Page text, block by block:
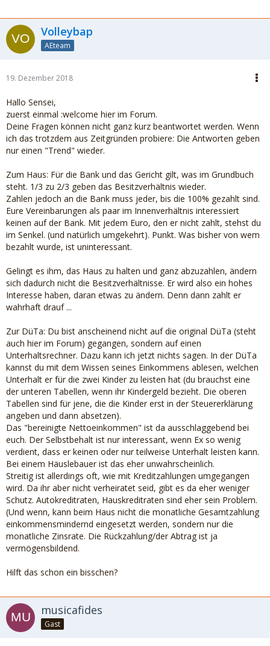
Volleybap
AEteam
19. Dezember 2018
Hallo Sensei,
zuerst einmal :welcome hier im Forum.
Deine Fragen können nicht ganz kurz beantwortet werden. Wenn
ich das trotzdem aus Zeitgründen probiere: Die Antworten geben
nur einen "Trend" wieder.
Zum Haus: Für die Bank und das Gericht gilt, was im Grundbuch
steht. 1/3 zu 2/3 geben das Besitzverhältnis wieder.
Zahlen jedoch an die Bank muss jeder, bis die 100% gezahlt sind.
Eure Vereinbarungen als paar im Innenverhältnis interessiert
keinen auf der Bank. Mit jedem Euro, den er nicht zahlt, stehst du
im Senkel. (und natürlich umgekehrt). Punkt. Was bisher von wem
bezahlt wurde, ist uninteressant.
Gelingt es ihm, das Haus zu halten und ganz abzuzahlen, ändern
sich dadurch nicht die Besitzverhältnisse. Er wird also ein hohes
Interesse haben, daran etwas zu ändern. Denn dann zahlt er
wahrhaft drauf ...
Zur DüTa: Du bist anscheinend nicht auf die original DüTa (steht
auch hier im Forum) gegangen, sondern auf einen
Unterhaltsrechner. Dazu kann ich jetzt nichts sagen. In der DüTa
kannst du mit dem Wissen seines Einkommens ablesen, welchen
Unterhalt er für die zwei Kinder zu leisten hat (du brauchst eine
der unteren Tabellen, wenn ihr Kindergeld bezieht. Die oberen
Tabellen sind für jene, die die Kinder erst in der Steuererklärung
angeben und dann absetzen).
Das "bereinigte Nettoeinkommen" ist da ausschlaggebend bei
euch. Der Selbstbehalt ist nur interessant, wenn Ex so wenig
verdient, dass er keinen oder nur teilweise Unterhalt leisten kann.
Bei einem Häuslebauer ist das eher unwahrscheinlich.
Streitig ist allerdings oft, wie mit Kreditzahlungen umgegangen
wird. Da ihr aber nicht verheiratet seid, gibt es da eher weniger
Schutz. Autokreditraten, Hauskreditraten sind eher sein Problem.
(Und wenn, kann beim Haus nicht die monatliche Gesamtzahlung
einkommensmindernd eingesetzt werden, sondern nur die
monatliche Zinsrate. Die Rückzahlung/der Abtrag ist ja
vermögensbildend.
Hilft das schon ein bisschen?
musicafides
Gast